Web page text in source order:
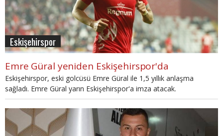
Eskişehirspor
Emre Güral yeniden Eskişehirspor'da
Eskişehirspor, eski golcüsü Emre Güral ile 1,5 yıllık anlaşma
sağladı. Emre Güral yarın Eskişehirspor'a imza atacak.